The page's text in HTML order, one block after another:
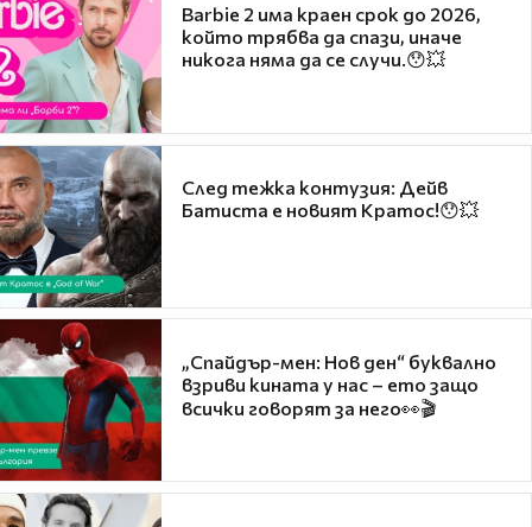
Barbie 2 има краен срок до 2026,
който трябва да спази, иначе
никога няма да се случи.😯💥
След тежка контузия: Дейв
Батиста е новият Кратос!😯💥
„Спайдър-мен: Нов ден“ буквално
взриви кината у нас – ето защо
всички говорят за него👀🎬